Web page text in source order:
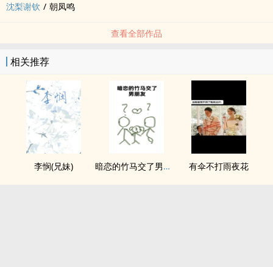
沈梨谢钦 / 朝凤鸣
查看全部作品
相关推荐
李悯(兄妹) 暗恋的竹马交了男朋友（bg，弯掰直，1v2） 有伞不打雨夜花